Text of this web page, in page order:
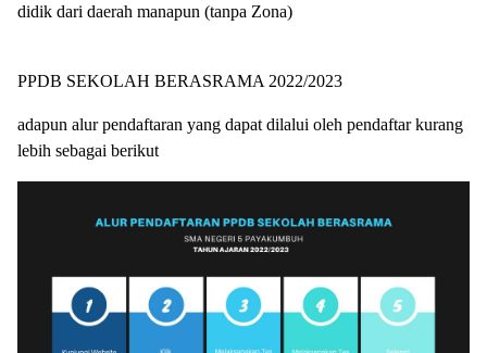
didik dari daerah manapun (tanpa Zona)
PPDB SEKOLAH BERASRAMA 2022/2023
adapun alur pendaftaran yang dapat dilalui oleh pendaftar kurang
lebih sebagai berikut